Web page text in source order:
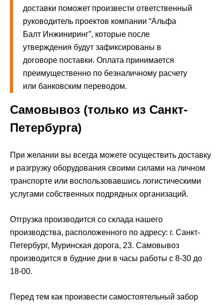
доставки поможет произвести ответственный
руководитель проектов компании “Альфа
Балт Инжиниринг”, которые после
утверждения будут зафиксированы в
договоре поставки. Оплата принимается
преимущественно по безналичному расчету
или банковским переводом.
Самовывоз (только из Санкт-
Петербурга)
При желании вы всегда можете осуществить доставку
и разгрузку оборудования своими силами на личном
транспорте или воспользовавшись логистическими
услугами собственных подрядных организаций.
Отгрузка производится со склада нашего
производства, расположенного по адресу: г. Санкт-
Петербург, Муринская дорога, 23. Самовывоз
производится в будние дни в часы работы с 8-30 до
18-00.
Перед тем как произвести самостоятельный забор